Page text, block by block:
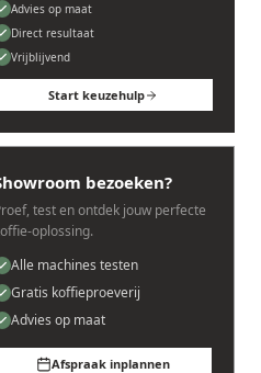
Advies op maat
Direct resultaat
Vrijblijvend
Start keuzehulp
bezoeken?
test en ontdek jouw perfecte
oplossing.
Alle machines testen
Gratis koffieproeverij
Advies op maat
Afspraak inplannen